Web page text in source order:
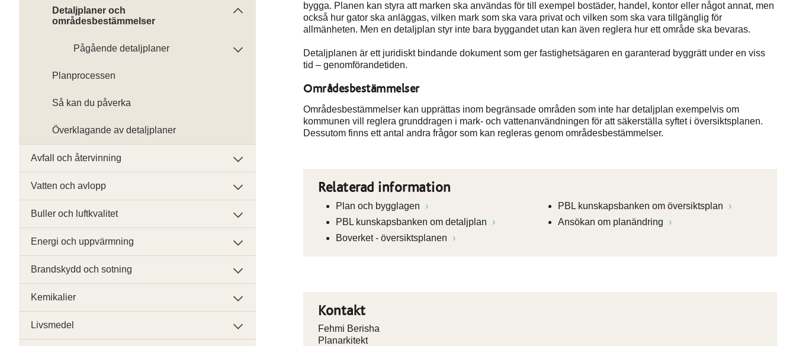
bygga. Planen kan styra att marken ska användas för till exempel bostäder, handel, kontor eller något annat, men
också hur gator ska anläggas, vilken mark som ska vara privat och vilken som ska vara tillgänglig för
allmänheten. Men en detaljplan styr inte bara byggandet utan kan även reglera hur ett område ska bevaras.
Detaljplanen är ett juridiskt bindande dokument som ger fastighetsägaren en garanterad byggrätt under en viss
tid – genomförandetiden.
Områdesbestämmelser
Områdesbestämmelser kan upprättas inom begränsade områden som inte har detaljplan exempelvis om
kommunen vill reglera grunddragen i mark- och vattenanvändningen för att säkerställa syftet i översiktsplanen.
Dessutom finns ett antal andra frågor som kan regleras genom områdesbestämmelser.
Relaterad information
Plan och bygglagen
PBL kunskapsbanken om översiktsplan
PBL kunskapsbanken om detaljplan
Ansökan om planändring
Boverket - översiktsplanen
Kontakt
Fehmi Berisha
Planarkitekt
Detaljplaner och
områdesbestämmelser
Pågående detaljplaner
Planprocessen
Så kan du påverka
Överklagande av detaljplaner
Avfall och återvinning
Vatten och avlopp
Buller och luftkvalitet
Energi och uppvärmning
Brandskydd och sotning
Kemikalier
Livsmedel